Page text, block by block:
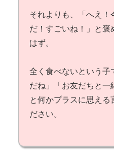
それよりも、「へえ
だ！すごいね！」と褒
はず。
全く食べないという子
だね」「お友だちと一
と何かプラスに思える
ださい。